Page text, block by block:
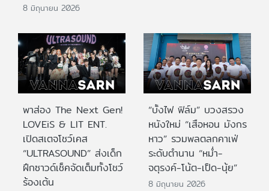
8 มิถุนายน 2026
พาส่อง The Next Gen!
LOVEiS & LIT ENT.
เปิดสเตจโชว์เคส
“ULTRASOUND” ส่งเด็ก
ฝึกซาวด์เช็คจัดเต็มทั้งโชว์
ร้องเต้น
“บั้งไฟ ฟิล์ม” บวงสรวง
หนังใหม่ “เสือหอน มังกร
หาว” รวมพลตลกคาเฟ่
ระดับตำนาน “หม่ำ-
จตุรงค์-โน้ต-เป็ด-นุ้ย”
8 มิถุนายน 2026